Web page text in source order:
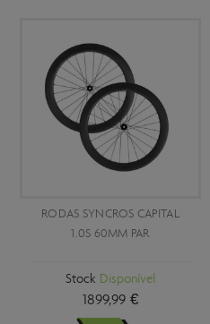
RODAS SYNCROS CAPITAL
1.0S 60MM PAR
Stock Disponível
1899,99 €